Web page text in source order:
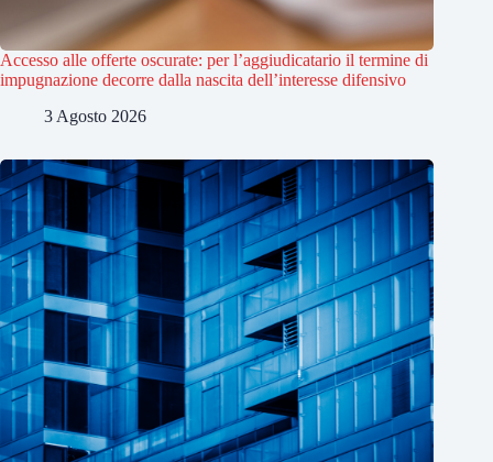
Accesso alle offerte oscurate: per l’aggiudicatario il termine di
impugnazione decorre dalla nascita dell’interesse difensivo
3 Agosto 2026